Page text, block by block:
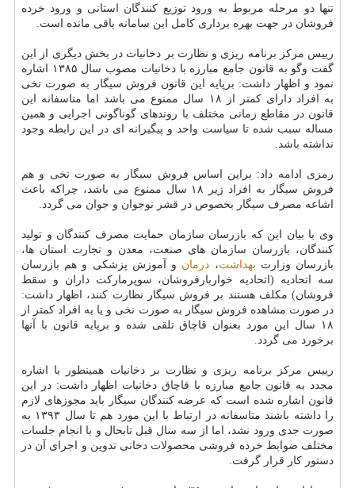
تنها دو مرحله مربوط به ورود توزیع كنندگان استانی و ورود خرده
فروشان در جهت بهره برداری كامل این سامانه باقی مانده است.
رییس مركز برنامه ریزی و نظارت بر دخانیات در بخش دیگری از این
گفت وگو به قانون جامع مبارزه با دخانیات مصوب سال ۱۳۸۵ اشاره
نمود و اظهار داشت: برپایه این قانون فروش سیگار به صورت نخی
به افراد دارای كمتر از ۱۸ سال ممنوع می باشد اما متاسفانه این
قانون در مقاطع زمانی مختلف با روندهای گوناگونی اجرایی و همین
مساله سبب شده تا سیاست واحد و پیگیرانه ای در این رابطه وجود
نداشته باشد.
رمزی ادامه داد: براین اساس فروش سیگار به صورت نخی و هم
فروش سیگار به افراد زیر ۱۸ سال ممنوع می باشد، چراكه باعث
اشاعه مصرف سیگار بخصوص در قشر نوجوان و جوان می گردد.
وی با بیان این كه بازرسان سازمان حمایت مصرف كنندگان و تولید
كنندگان، بازرسان سازمان های صنعت، معدن و تجارت استان ها،
بازرسان وزارت بهداشت، درمان و آموزش پزشكی و هم بازرسان
سه اتحادیه (اتحادیه خواربارفروشان، سوپرماركت داران و سقط
فروشان) مكلف هستند بر فروش سیگار نظارت كنند، اظهار داشت:
در صورت مشاهده فروش سیگار به صورت نخی و یا به افراد كمتر از
۱۸ سال این مورد بعنوان قاچاق تلقی شده و برپایه قانون با آنها
برخورد می گردد.
رییس مركز برنامه ریزی و نظارت بر دخانیات همینطور با اشاره
مجدد به قانون جامع مبارزه با قاچاق دخانیات اظهار داشت: در این
قانون اشاره شده است كه عرضه كنندگان سیگار باید مجوزهای لازم
را داشته باشند متاسفانه در ارتباط با این مورد هم تا سال ۱۳۹۳ به
صورت جدی ورود نشد، اما از سه سال قبل تابحال و با انجام جلسات
مختلف ضوابط خرده فروشی محصولات دخانی تدوین و اجرای آن در
دستور كار قرار گرفت.